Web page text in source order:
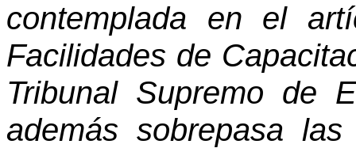
contemplada en el
Facilidades de
Tribunal Supremo de
además sobrepasa